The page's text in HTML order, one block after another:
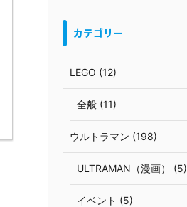
カテゴリー
LEGO (12)
全般 (11)
ウルトラマン (198)
ULTRAMAN（漫画） (5)
イベント (5)